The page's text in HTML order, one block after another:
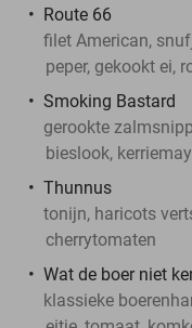
Route 66
filet American,
peper, gekookt ei,
Smoking Bastard
gerookte
bieslook,
Thunnus
tonijn, haricots
cherrytomaten
Wat de boer niet
klassieke